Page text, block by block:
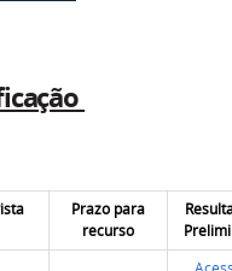
Prazo para
recurso